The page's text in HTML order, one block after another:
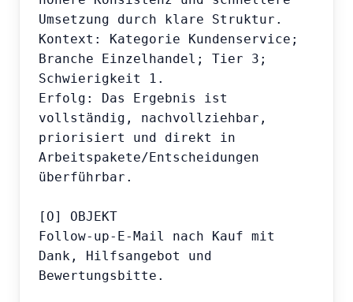
Umsetzung durch klare Struktur.
Kontext: Kategorie Kundenservice;
Branche Einzelhandel; Tier 3;
Schwierigkeit 1.
Erfolg: Das Ergebnis ist
vollständig, nachvollziehbar,
priorisiert und direkt in
Arbeitspakete/Entscheidungen
überführbar.
[O] OBJEKT
Follow-up-E-Mail nach Kauf mit
Dank, Hilfsangebot und
Bewertungsbitte.